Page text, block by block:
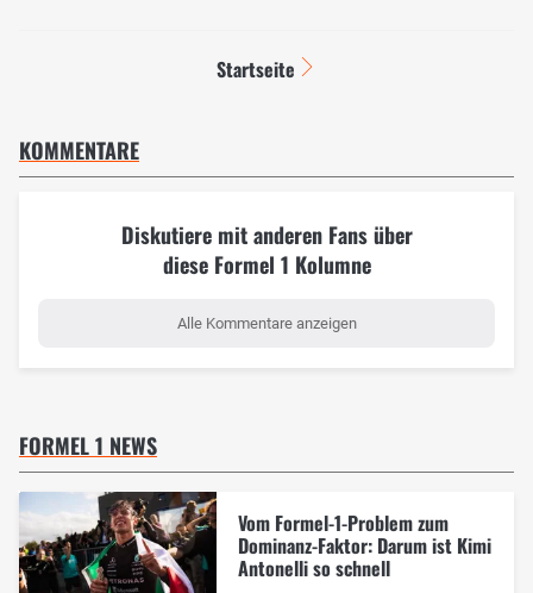
Startseite
KOMMENTARE
Diskutiere mit anderen Fans über
diese Formel 1 Kolumne
Alle Kommentare anzeigen
FORMEL 1 NEWS
Vom Formel-1-Problem zum
Dominanz-Faktor: Darum ist Kimi
Antonelli so schnell